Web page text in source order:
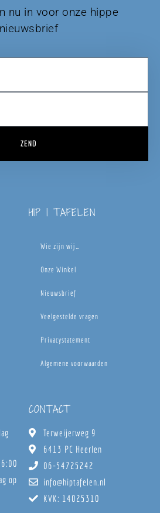
nu in voor onze hippe
nieuwsbrief
ZEND
HIP | TAFELEN
Wie zijn wij…
Onze Winkel
Nieuwsbrief
Veelgestelde vragen
Privacystatement
Algemene voorwaarden
op
CONTACT
Terweijerweg 9
6413 PC Heerlen
06-54725242
info@hiptafelen.nl
KVK: 14025310